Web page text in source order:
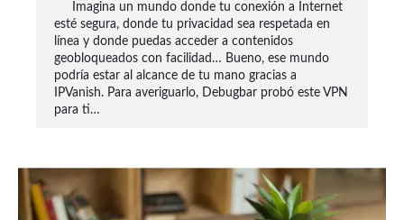
Imagina un mundo donde tu conexión a Internet
esté segura, donde tu privacidad sea respetada en
línea y donde puedas acceder a contenidos
geobloqueados con facilidad… Bueno, ese mundo
podría estar al alcance de tu mano gracias a
IPVanish. Para averiguarlo, Debugbar probó este VPN
para ti…